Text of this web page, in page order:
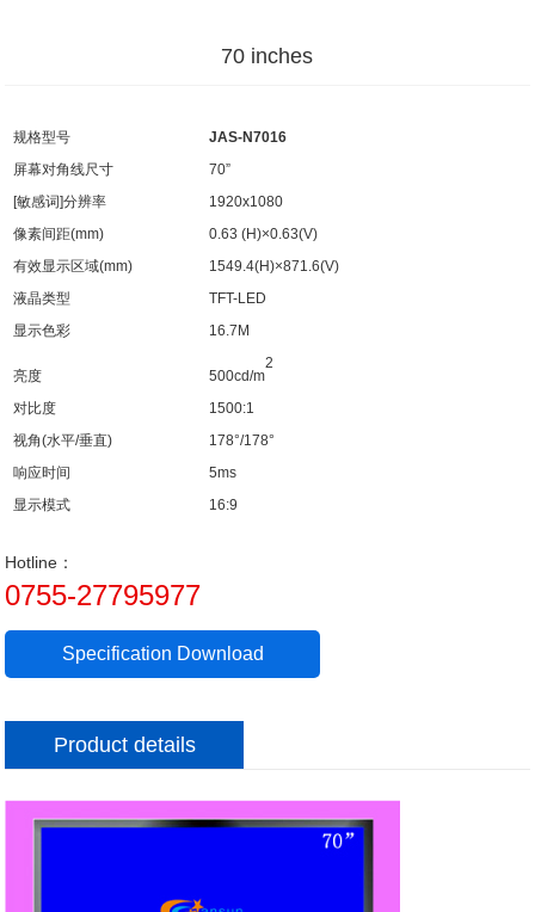
70 inches
规格型号 JAS-N7016
屏幕对角线尺寸
70”
[敏感词]分辨率
1920x1080
像素间距(mm)
0.63 (H)×0.63(V)
有效显示区域(mm)
1549.4(H)×871.6(V)
液晶类型
TFT-LED
显示色彩
16.7M
亮度 500cd/m
2
对比度
1500:1
视角(水平/垂直)
178°/178°
响应时间
5ms
显示模式
16:9
Hotline：
0755-27795977
Specification Download
Product details